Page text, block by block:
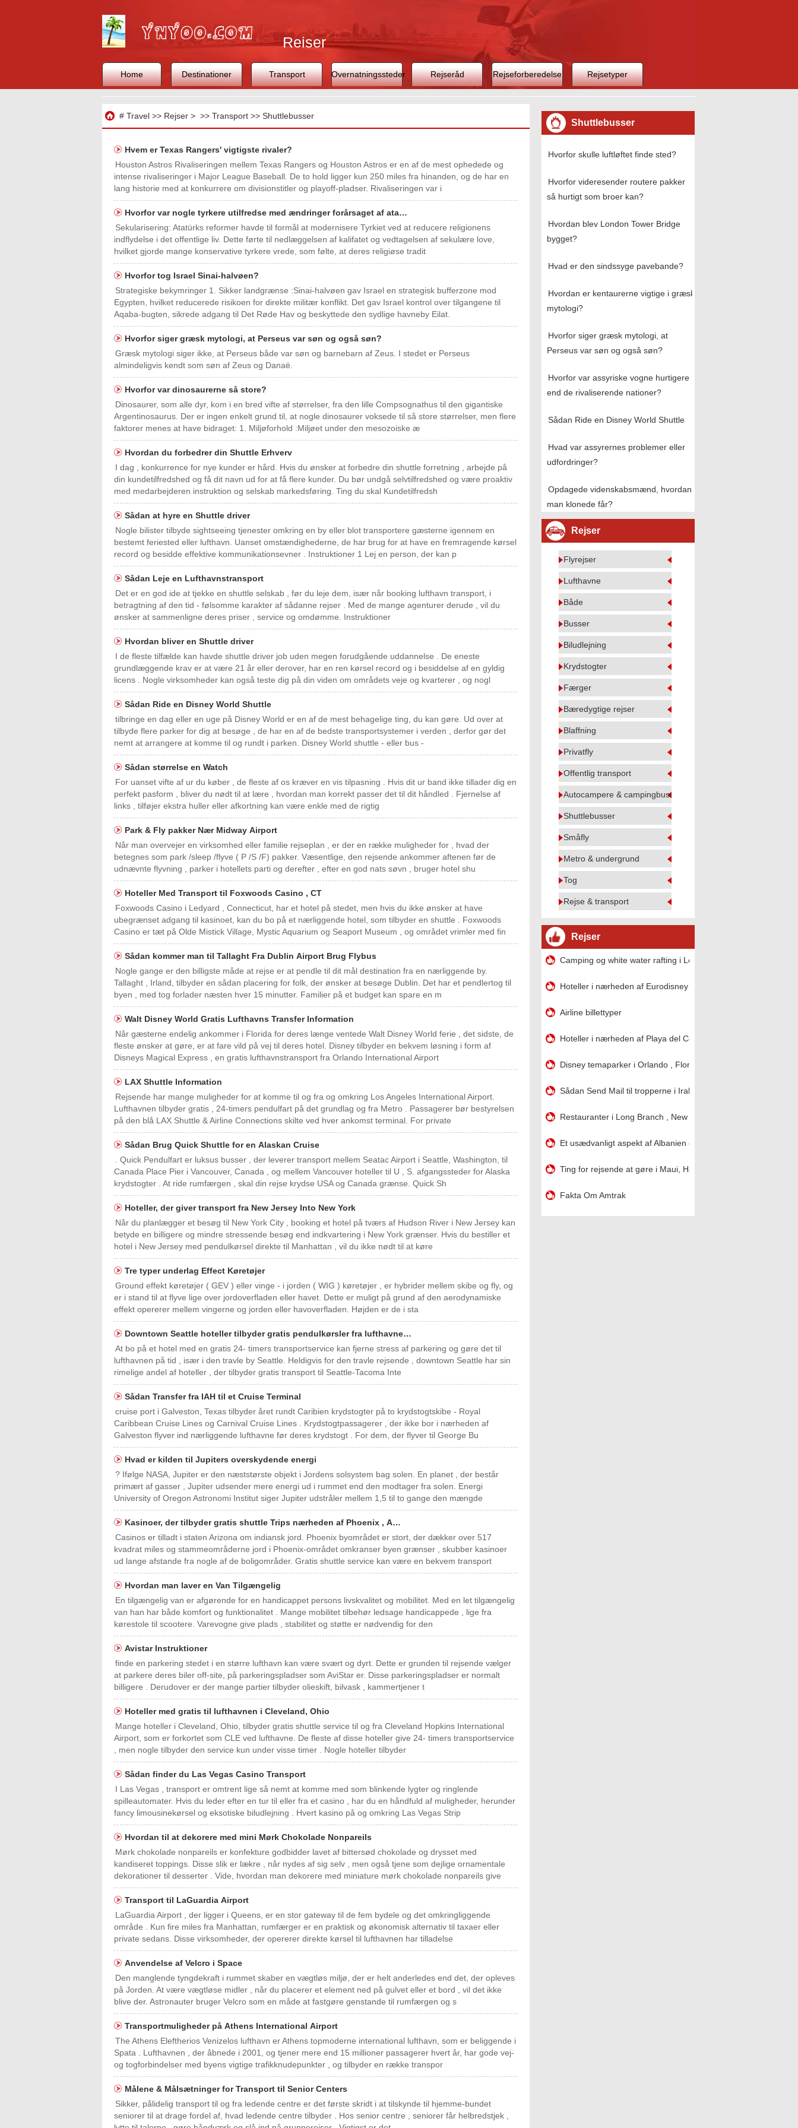
Rejser
Home Destinationer Transport Overnatningssteder Rejseråd Rejseforberedelse Rejsetyper
# Travel>> Rejser> >> Transport>> Shuttlebusser
Hvem er Texas Rangers' vigtigste rivaler?
Houston Astros Rivaliseringen mellem Texas Rangers og Houston Astros er en af ​​de mest ophedede og
intense rivaliseringer i Major League Baseball. De to hold ligger kun 250 miles fra hinanden, og de har en
lang historie med at konkurrere om divisionstitler og playoff-pladser. Rivaliseringen var i
Hvorfor var nogle tyrkere utilfredse med ændringer forårsaget af ata…
Sekularisering: Atatürks reformer havde til formål at modernisere Tyrkiet ved at reducere religionens
indflydelse i det offentlige liv. Dette førte til nedlæggelsen af ​​kalifatet og vedtagelsen af ​​sekulære love,
hvilket gjorde mange konservative tyrkere vrede, som følte, at deres religiøse tradit
Hvorfor tog Israel Sinai-halvøen?
Strategiske bekymringer 1. Sikker landgrænse :Sinai-halvøen gav Israel en strategisk bufferzone mod
Egypten, hvilket reducerede risikoen for direkte militær konflikt. Det gav Israel kontrol over tilgangene til
Aqaba-bugten, sikrede adgang til Det Røde Hav og beskyttede den sydlige havneby Eilat.
Hvorfor siger græsk mytologi, at Perseus var søn og også søn?
Græsk mytologi siger ikke, at Perseus både var søn og barnebarn af Zeus. I stedet er Perseus
almindeligvis kendt som søn af Zeus og Danaë.
Hvorfor var dinosaurerne så store?
Dinosaurer, som alle dyr, kom i en bred vifte af størrelser, fra den lille Compsognathus til den gigantiske
Argentinosaurus. Der er ingen enkelt grund til, at nogle dinosaurer voksede til så store størrelser, men flere
faktorer menes at have bidraget: 1. Miljøforhold :Miljøet under den mesozoiske æ
Hvordan du forbedrer din Shuttle Erhverv
I dag , konkurrence for nye kunder er hård. Hvis du ønsker at forbedre din shuttle forretning , arbejde på
din kundetilfredshed og få dit navn ud for at få flere kunder. Du bør undgå selvtilfredshed og være proaktiv
med medarbejderen instruktion og selskab markedsføring. Ting du skal Kundetilfredsh
Sådan at hyre en Shuttle driver
Nogle bilister tilbyde sightseeing tjenester omkring en by eller blot transportere gæsterne igennem en
bestemt feriested eller lufthavn. Uanset omstændighederne, de har brug for at have en fremragende kørsel
record og besidde effektive kommunikationsevner . Instruktioner 1 Lej en person, der kan p
Sådan Leje en Lufthavnstransport
Det er en god ide at tjekke en shuttle selskab , før du leje dem, især når booking lufthavn transport, i
betragtning af den tid - følsomme karakter af sådanne rejser . Med de mange agenturer derude , vil du
ønsker at sammenligne deres priser , service og omdømme. Instruktioner
Hvordan bliver en Shuttle driver
I de fleste tilfælde kan havde shuttle driver job uden megen forudgående uddannelse . De eneste
grundlæggende krav er at være 21 år eller derover, har en ren kørsel record og i besiddelse af en gyldig
licens . Nogle virksomheder kan også teste dig på din viden om områdets veje og kvarterer , og nogl
Sådan Ride en Disney World Shuttle
tilbringe en dag eller en uge på Disney World er en af ​​de mest behagelige ting, du kan gøre. Ud over at
tilbyde flere parker for dig at besøge , de har en af ​​de bedste transportsystemer i verden , derfor gør det
nemt at arrangere at komme til og rundt i parken. Disney World shuttle - eller bus -
Sådan størrelse en Watch
For uanset vifte af ur du køber , de fleste af os kræver en vis tilpasning . Hvis dit ur band ikke tillader dig en
perfekt pasform , bliver du nødt til at lære , hvordan man korrekt passer det til dit håndled . Fjernelse af
links , tilføjer ekstra huller eller afkortning kan være enkle med de rigtig
Park & Fly pakker Nær Midway Airport
Når man overvejer en virksomhed eller familie rejseplan , er der en række muligheder for , hvad der
betegnes som park /sleep /flyve ( P /S /F) pakker. Væsentlige, den rejsende ankommer aftenen før de
udnævnte flyvning , parker i hotellets parti og derefter , efter en god nats søvn , bruger hotel shu
Hoteller Med Transport til Foxwoods Casino , CT
Foxwoods Casino i Ledyard , Connecticut, har et hotel på stedet, men hvis du ikke ønsker at have
ubegrænset adgang til kasinoet, kan du bo på et nærliggende hotel, som tilbyder en shuttle . Foxwoods
Casino er tæt på Olde Mistick Village, Mystic Aquarium og Seaport Museum , og området vrimler med fin
Sådan kommer man til Tallaght Fra Dublin Airport Brug Flybus
Nogle gange er den billigste måde at rejse er at pendle til dit mål destination fra en nærliggende by.
Tallaght , Irland, tilbyder en sådan placering for folk, der ønsker at besøge Dublin. Det har et pendlertog til
byen , med tog forlader næsten hver 15 minutter. Familier på et budget kan spare en m
Walt Disney World Gratis Lufthavns Transfer Information
Når gæsterne endelig ankommer i Florida for deres længe ventede Walt Disney World ferie , det sidste, de
fleste ønsker at gøre, er at fare vild på vej til deres hotel. Disney tilbyder en bekvem løsning i form af
Disneys Magical Express , en gratis lufthavnstransport fra Orlando International Airport
LAX Shuttle Information
Rejsende har mange muligheder for at komme til og fra og omkring Los Angeles International Airport.
Lufthavnen tilbyder gratis , 24-timers pendulfart på det grundlag og fra Metro . Passagerer bør bestyrelsen
på den blå LAX Shuttle & Airline Connections skilte ved hver ankomst terminal. For private
Sådan Brug Quick Shuttle for en Alaskan Cruise
. Quick Pendulfart er luksus busser , der leverer transport mellem Seatac Airport i Seattle, Washington, til
Canada Place Pier i Vancouver, Canada , og mellem Vancouver hoteller til U , S. afgangssteder for Alaska
krydstogter . At ride rumfærgen , skal din rejse krydse USA og Canada grænse. Quick Sh
Hoteller, der giver transport fra New Jersey Into New York
Når du planlægger et besøg til New York City , booking et hotel på tværs af Hudson River i New Jersey kan
betyde en billigere og mindre stressende besøg end indkvartering i New York grænser. Hvis du bestiller et
hotel i New Jersey med pendulkørsel direkte til Manhattan , vil du ikke nødt til at køre
Tre typer underlag Effect Køretøjer
Ground effekt køretøjer ( GEV ) eller vinge - i jorden ( WIG ) køretøjer , er hybrider mellem skibe og fly, og
er i stand til at flyve lige over jordoverfladen eller havet. Dette er muligt på grund af den aerodynamiske
effekt opererer mellem vingerne og jorden eller havoverfladen. Højden er de i sta
Downtown Seattle hoteller tilbyder gratis pendulkørsler fra lufthavne…
At bo på et hotel med en gratis 24- timers transportservice kan fjerne stress af parkering og gøre det til
lufthavnen på tid , især i den travle by Seattle. Heldigvis for den travle rejsende , downtown Seattle har sin
rimelige andel af hoteller , der tilbyder gratis transport til Seattle-Tacoma Inte
Sådan Transfer fra IAH til et Cruise Terminal
cruise port i Galveston, Texas tilbyder året rundt Caribien krydstogter på to krydstogtskibe - Royal
Caribbean Cruise Lines og Carnival Cruise Lines . Krydstogtpassagerer , der ikke bor i nærheden af ​​
Galveston flyver ind nærliggende lufthavne før deres krydstogt . For dem, der flyver til George Bu
Hvad er kilden til Jupiters overskydende energi
? Ifølge NASA, Jupiter er den næststørste objekt i Jordens solsystem bag solen. En planet , der består
primært af gasser , Jupiter udsender mere energi ud i rummet end den modtager fra solen. Energi
University of Oregon Astronomi Institut siger Jupiter udstråler mellem 1,5 til to gange den mængde
Kasinoer, der tilbyder gratis shuttle Trips nærheden af ​​Phoenix , A…
Casinos er tilladt i staten Arizona om indiansk jord. Phoenix byområdet er stort, der dækker over 517
kvadrat miles og stammeområderne jord i Phoenix-området omkranser byen grænser , skubber kasinoer
ud lange afstande fra nogle af de boligområder. Gratis shuttle service kan være en bekvem transport
Hvordan man laver en Van Tilgængelig
En tilgængelig van er afgørende for en handicappet persons livskvalitet og mobilitet. Med en let tilgængelig
van han har både komfort og funktionalitet . Mange mobilitet tilbehør ledsage handicappede , lige fra
kørestole til scootere. Varevogne give plads , stabilitet og støtte er nødvendig for den
Avistar Instruktioner
finde en parkering stedet i en større lufthavn kan være svært og dyrt. Dette er grunden til rejsende vælger
at parkere deres biler off-site, på parkeringspladser som AviStar er. Disse parkeringspladser er normalt
billigere . Derudover er der mange partier tilbyder olieskift, bilvask , kammertjener t
Hoteller med gratis til lufthavnen i Cleveland, Ohio
Mange hoteller i Cleveland, Ohio, tilbyder gratis shuttle service til og fra Cleveland Hopkins International
Airport, som er forkortet som CLE ved lufthavne. De fleste af disse hoteller give 24- timers transportservice
, men nogle tilbyder den service kun under visse timer . Nogle hoteller tilbyder
Sådan finder du Las Vegas Casino Transport
I Las Vegas , transport er omtrent lige så nemt at komme med som blinkende lygter og ringlende
spilleautomater. Hvis du leder efter en tur til eller fra et casino , har du en håndfuld af muligheder, herunder
fancy limousinekørsel og eksotiske biludlejning . Hvert kasino på og omkring Las Vegas Strip
Hvordan til at dekorere med mini Mørk Chokolade Nonpareils
Mørk chokolade nonpareils er konfekture godbidder lavet af bittersød chokolade og drysset med
kandiseret toppings. Disse slik er lækre , når nydes af sig selv , men også tjene som dejlige ornamentale
dekorationer til desserter . Vide, hvordan man dekorere med miniature mørk chokolade nonpareils give
Transport til LaGuardia Airport
LaGuardia Airport , der ligger i Queens, er en stor gateway til de fem bydele og det omkringliggende
område . Kun fire miles fra Manhattan, rumfærger er en praktisk og økonomisk alternativ til taxaer eller
private sedans. Disse virksomheder, der opererer direkte kørsel til lufthavnen har tilladelse
Anvendelse af Velcro i Space
Den manglende tyngdekraft i rummet skaber en vægtløs miljø, der er helt anderledes end det, der opleves
på Jorden. At være vægtløse midler , når du placerer et element ned på gulvet eller et bord , vil det ikke
blive der. Astronauter bruger Velcro som en måde at fastgøre genstande til rumfærgen og s
Transportmuligheder på Athens International Airport
The Athens Eleftherios Venizelos lufthavn er Athens topmoderne international lufthavn, som er beliggende i
Spata . Lufthavnen , der åbnede i 2001, og tjener mere end 15 millioner passagerer hvert år, har gode vej-
og togforbindelser med byens vigtige trafikknudepunkter , og tilbyder en række transpor
Målene & Målsætninger for Transport til Senior Centers
Sikker, pålidelig transport til og fra ledende centre er det første skridt i at tilskynde til hjemme-bundet
seniorer til at drage fordel af, hvad ledende centre tilbyder . Hos senior centre , seniorer får helbredstjek ,
Shuttlebusser
Hvorfor skulle luftløftet finde sted?
Hvorfor videresender routere pakker
så hurtigt som broer kan?
Hvordan blev London Tower Bridge
bygget?
Hvad er den sindssyge pavebande?
Hvordan er kentaurerne vigtige i græsk
mytologi?
Hvorfor siger græsk mytologi, at
Perseus var søn og også søn?
Hvorfor var assyriske vogne hurtigere
end de rivaliserende nationer?
Sådan Ride en Disney World Shuttle
Hvad var assyrernes problemer eller
udfordringer?
Opdagede videnskabsmænd, hvordan
man klonede får?
Rejser
Flyrejser
Lufthavne
Både
Busser
Biludlejning
Krydstogter
Færger
Bæredygtige rejser
Blaffning
Privatfly
Offentlig transport
Autocampere & campingbusser
Shuttlebusser
Småfly
Metro & undergrund
Tog
Rejse & transport
Rejser
Camping og white water rafting i Lower Gauley , West Virginia
Hoteller i nærheden af ​​Eurodisney
Airline billettyper
Hoteller i nærheden af ​​Playa del Condado i Puerto Rico
Disney temaparker i Orlando , Florida
Sådan Send Mail til tropperne i Irak
Restauranter i Long Branch , New Jersey
Et usædvanligt aspekt af Albanien er?
Ting for rejsende at gøre i Maui, Hawaii
Fakta Om Amtrak